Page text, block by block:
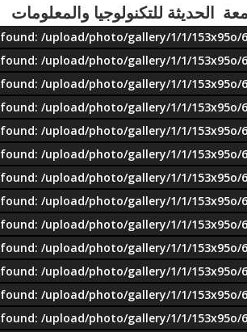
الحديثة للتكنولوجيا والمعلومات
/upload/photo/gallery/1/1/153x95o/
/upload/photo/gallery/1/1/153x95o/
/upload/photo/gallery/1/1/153x95o/
/upload/photo/gallery/1/1/153x95o/
/upload/photo/gallery/1/1/153x95o/
/upload/photo/gallery/1/1/153x95o/
/upload/photo/gallery/1/1/153x95o/
/upload/photo/gallery/1/1/153x95o/
/upload/photo/gallery/1/1/153x95o/
/upload/photo/gallery/1/1/153x95o/
/upload/photo/gallery/1/1/153x95o/
/upload/photo/gallery/1/1/153x95o/
/upload/photo/gallery/1/1/153x95o/